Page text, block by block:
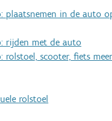
plaatsnemen in de auto
rijden met de auto
scooter, fiets
rolstoel